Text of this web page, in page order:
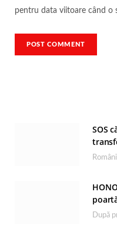
pentru data viitoare când o
SOS